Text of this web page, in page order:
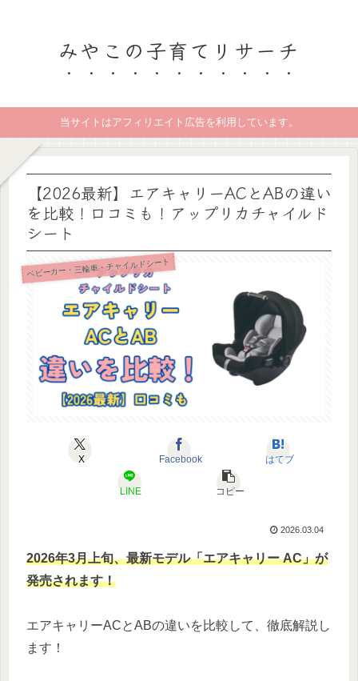
みやこの子育てリサーチ
当サイトはアフィリエイト広告を利用しています。
【2026最新】エアキャリーACとABの違い
を比較！口コミも！アップリカチャイルド
シート
ベビーカー・三輪車・チャイルドシート
X Facebook はてブ
LINE コピー
2026.03.04
2026年3月上旬、最新モデル「エアキャリー AC」が
発売されます！
エアキャリーACとABの違いを比較して、徹底解説し
ます！